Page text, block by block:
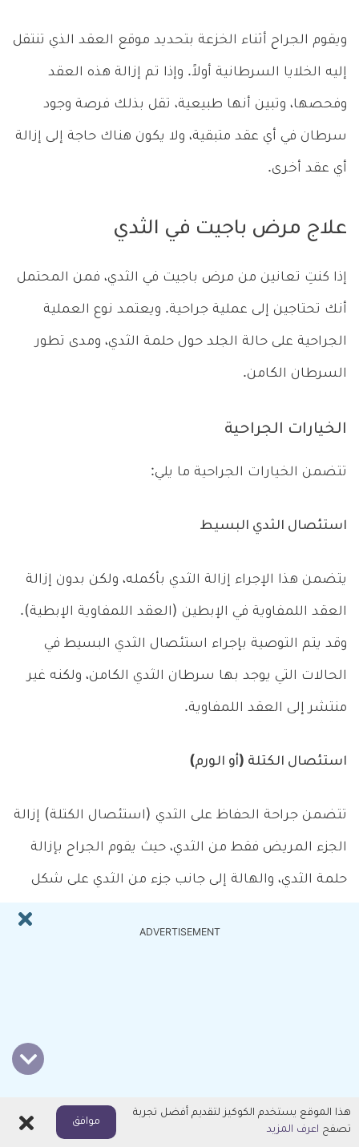
ويقوم الجراح أثناء الخزعة بتحديد موقع العقد الذي تنتقل
إليه الخلايا السرطانية أولاً. وإذا تم إزالة هذه العقد
وفحصها، وتبين أنها طبيعية، تقل بذلك فرصة وجود
سرطان في أي عقد متبقية، ولا يكون هناك حاجة إلى إزالة
أي عقد أخرى.
علاج مرض باجيت في الثدي
إذا كنتِ تعانين من مرض باجيت في الثدي، فمن المحتمل
أنك تحتاجين إلى عملية جراحية. ويعتمد نوع العملية
الجراحية على حالة الجلد حول حلمة الثدي، ومدى تطور
السرطان الكامن.
الخيارات الجراحية
تتضمن الخيارات الجراحية ما يلي:
استئصال الثدي البسيط
يتضمن هذا الإجراء إزالة الثدي بأكمله، ولكن بدون إزالة
العقد اللمفاوية في الإبطين (العقد اللمفاوية الإبطية).
وقد يتم التوصية بإجراء استئصال الثدي البسيط في
الحالات التي يوجد بها سرطان الثدي الكامن، ولكنه غير
منتشر إلى العقد اللمفاوية.
استئصال الكتلة (أو الورم)
تتضمن جراحة الحفاظ على الثدي (استئصال الكتلة) إزالة
الجزء المريض فقط من الثدي، حيث يقوم الجراح بإزالة
حلمة الثدي، والهالة إلى جانب جزء من الثدي على شكل
مخروطي، أو شكل الوتد. ويركز الجراح على إزالة أصغر جزء
ويتطلب استئصال الكتلة لعلاج مرض باجيت في الثدي
استئصال الكتلة إذا كان لا يمكنكِ الخضوع للعلاج
ADVERTISEMENT
هذا الموقع يستخدم الكوكيز لتقديم أفضل تجربة
تصفح اعرف المزيد
موافق اغلاق